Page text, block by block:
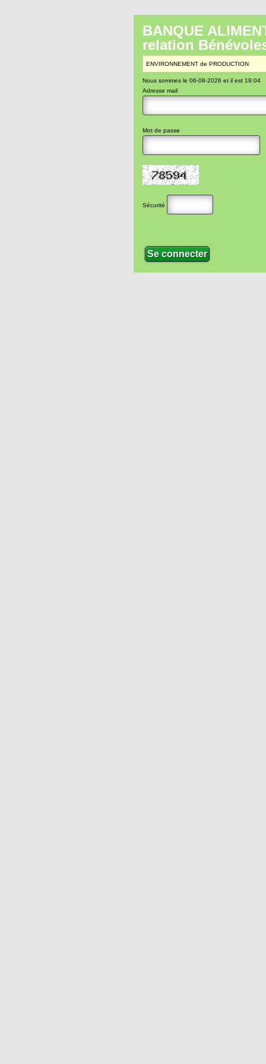
BANQUE
relation
ENVIRONNEMENT de PRODUCTION
Nous sommes le 06-08-2026 et il est 19:04
Adresse mail
Mot de passe
Sécurité